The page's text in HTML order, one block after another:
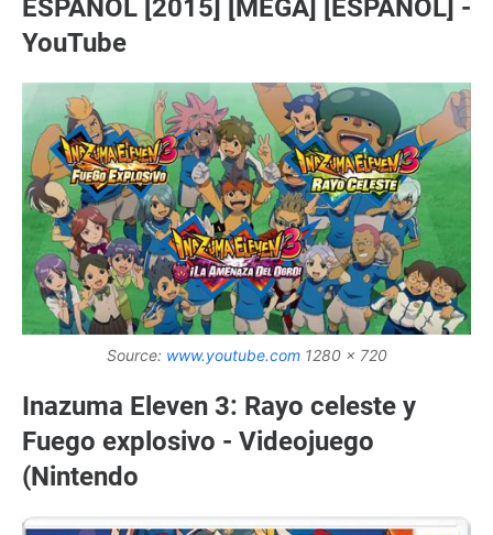
ESPAÑOL [2015] [MEGA] [ESPAÑOL] -
YouTube
Source: www.youtube.com1280 x 720
Inazuma Eleven 3: Rayo celeste y
Fuego explosivo - Videojuego
(Nintendo